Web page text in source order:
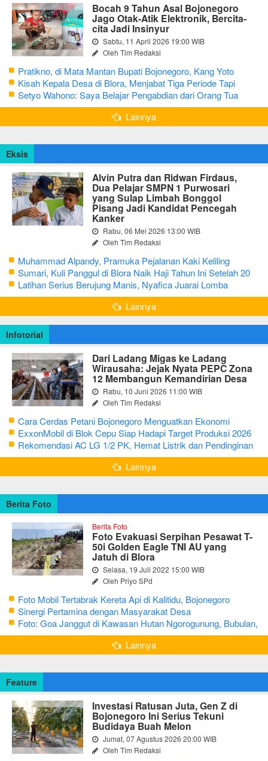
Bocah 9 Tahun Asal Bojonegoro
Jago Otak-Atik Elektronik, Bercita-
cita Jadi Insinyur
Sabtu, 11 April 2026 19:00 WIB
Oleh Tim Redaksi
Pratikno, di Mata Mantan Bupati Bojonegoro, Kang Yoto
Kisah Kepala Desa di Blora, Menjabat Tiga Periode Tapi
Masih Hidup Sederhana
Setyo Wahono: Saya Belajar Pengabdian dari Orang Tua
Lainnya
Eksis
Alvin Putra dan Ridwan Firdaus,
Dua Pelajar SMPN 1 Purwosari
yang Sulap Limbah Bonggol
Pisang Jadi Kandidat Pencegah
Kanker
Rabu, 06 Mei 2026 13:00 WIB
Oleh Tim Redaksi
Muhammad Alpandy, Pramuka Pejalanan Kaki Keliling
Nusantara dengan Misi Literasi Budaya
Sumari, Kuli Panggul di Blora Naik Haji Tahun Ini Setelah 20
Tahun Sisihkan Uang Receh
Latihan Serius Berujung Manis, Nyafica Juarai Lomba
Bertutur tentang Nilai Hidup Orang Samin
Lainnya
Infotorial
Dari Ladang Migas ke Ladang
Wirausaha: Jejak Nyata PEPC Zona
12 Membangun Kemandirian Desa
Rabu, 10 Juni 2026 11:00 WIB
Oleh Tim Redaksi
Cara Cerdas Petani Bojonegoro Menguatkan Ekonomi
Keluarga
ExxonMobil di Blok Cepu Siap Hadapi Target Produksi 2026
Rekomendasi AC LG 1/2 PK, Hemat Listrik dan Pendinginan
Maksimal
Lainnya
Berita Foto
Berita Foto
Foto Evakuasi Serpihan Pesawat T-
50i Golden Eagle TNI AU yang
Jatuh di Blora
Selasa, 19 Juli 2022 15:00 WIB
Oleh Priyo SPd
Foto Mobil Tertabrak Kereta Api di Kalitidu, Bojonegoro
Sinergi Pertamina dengan Masyarakat Desa
Foto: Goa Janggut di Kawasan Hutan Ngorogunung, Bubulan,
Bojonegoro
Lainnya
Feature
Investasi Ratusan Juta, Gen Z di
Bojonegoro Ini Serius Tekuni
Budidaya Buah Melon
Jumat, 07 Agustus 2026 20:00 WIB
Oleh Tim Redaksi